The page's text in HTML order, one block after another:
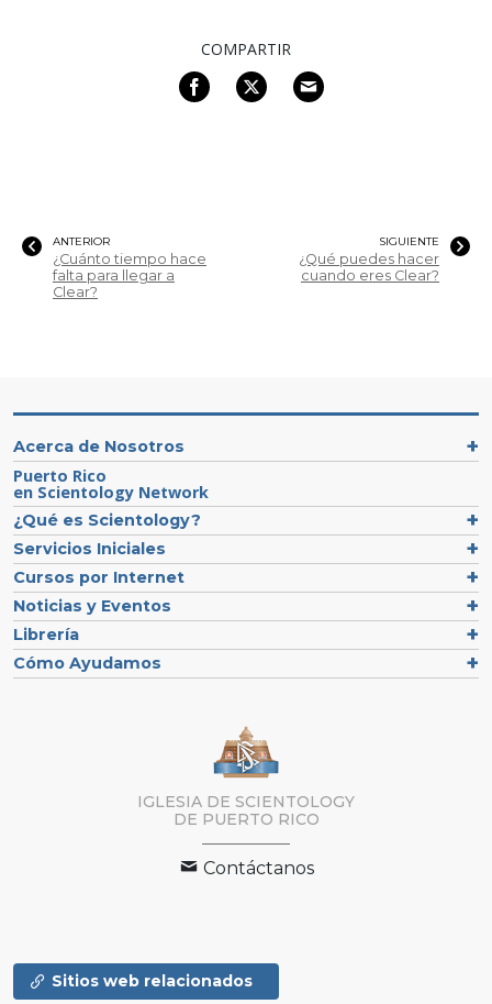
COMPARTIR
ANTERIOR
¿Cuánto tiempo hace
falta para llegar a
Clear?
SIGUIENTE
¿Qué puedes hacer
cuando eres Clear?
Acerca de Nosotros
Puerto Rico
en Scientology Network
¿Qué es Scientology?
Servicios Iniciales
Cursos por Internet
Noticias y Eventos
Librería
Cómo Ayudamos
IGLESIA DE SCIENTOLOGY
DE PUERTO RICO
Contáctanos
Sitios web relacionados